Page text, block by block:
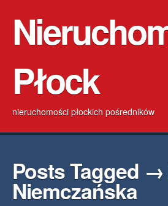
Płock
nieruchomości płockich pośredników
Posts Tagged
Niemczańska